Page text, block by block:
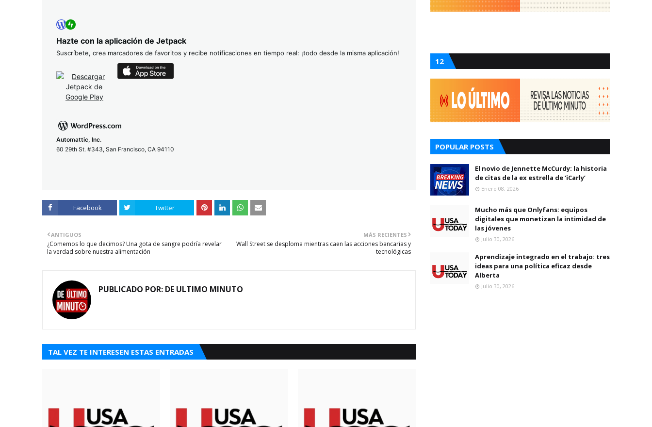
Hazte con la aplicación de Jetpack
Suscríbete, crea marcadores de favoritos y recibe notificaciones en tiempo real: ¡todo desde la misma aplicación!
Automattic, Inc.
60 29th St. #343, San Francisco, CA 94110
Facebook Twitter
MÁS RECIENTES
Wall Street se desploma mientras caen las acciones bancarias y
tecnológicas
ANTIGUOS
¿Comemos lo que decimos? Una gota de sangre podría revelar
la verdad sobre nuestra alimentación
PUBLICADO POR: DE ULTIMO MINUTO
TAL VEZ TE INTERESEN ESTAS ENTRADAS
12
POPULAR POSTS
El novio de Jennette McCurdy: la historia
de citas de la ex estrella de ‘iCarly’
Enero 08, 2026
Mucho más que Onlyfans: equipos
digitales que monetizan la intimidad de
las jóvenes
Julio 30, 2026
Aprendizaje integrado en el trabajo: tres
ideas para una política eficaz desde
Alberta
Julio 30, 2026